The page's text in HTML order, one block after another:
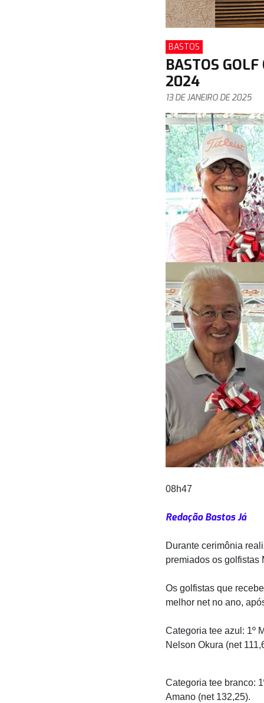
BASTOS
BASTOS
2024
13 DE JANEIRO DE 2025
08h47
Redação Bastos Já
Durante cerimônia
premiados os golfistas
Os golfistas que
melhor net no ano,
Categoria tee azul: 1º
Nelson Okura (net
Categoria tee branco:
Amano (net 132,25).